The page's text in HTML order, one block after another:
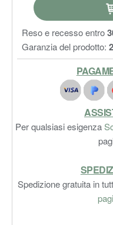
Reso e recesso entro
Garanzia del prodotto:
Per qualsiasi esigenza
Spedizione gratuita in